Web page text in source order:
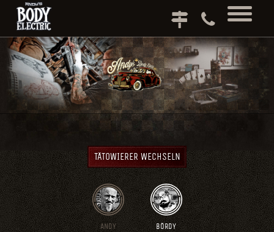
TÄTOWIERER WECHSELN
ANDY BÖRDY